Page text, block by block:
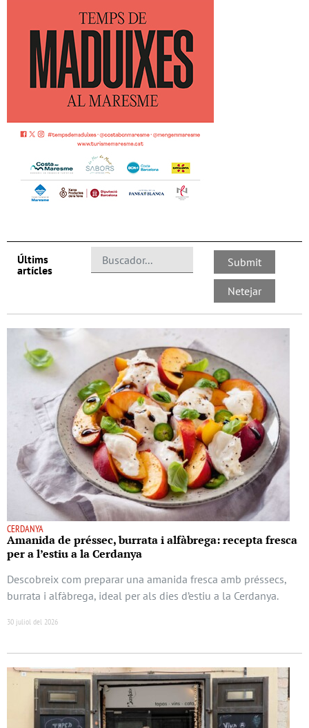
Últims
artícles
CERDANYA
Amanida de préssec, burrata i alfàbrega: recepta fresca
per a l’estiu a la Cerdanya
Descobreix com preparar una amanida fresca amb préssecs,
burrata i alfàbrega, ideal per als dies d’estiu a la Cerdanya.
30 juliol del 2026